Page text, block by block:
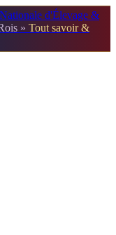
d'Élevage &
» Tout savoir &